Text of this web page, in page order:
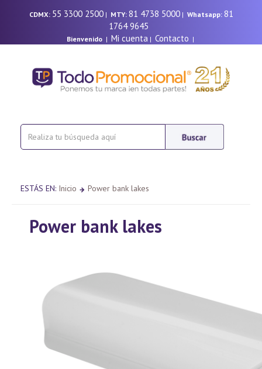
CDMX: 55 3300 2500| MTY: 81 4738 5000| Whatsapp: 81
1764 9645
Bienvenido| Mi cuenta | Contacto |
ESTÁS EN: Inicio Power bank lakes
Power bank lakes